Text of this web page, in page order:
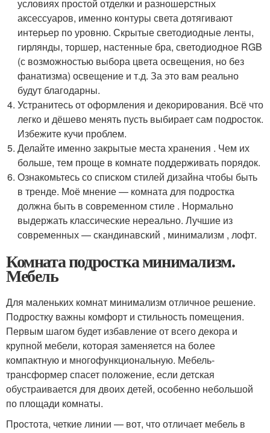
условиях простой отделки и разношерстных
аксессуаров, именно контуры света дотягивают
интерьер по уровню. Скрытые светодиодные ленты,
гирлянды, торшер, настенные бра, светодиодное RGB
(с возможностью выбора цвета освещения, но без
фанатизма) освещение и т.д. За это вам реально
будут благодарны.
Устранитесь от оформления и декорирования. Всё что
легко и дёшево менять пусть выбирает сам подросток.
Избежите кучи проблем.
Делайте именно закрытые места хранения . Чем их
больше, тем проще в комнате поддерживать порядок.
Ознакомьтесь со списком стилей дизайна чтобы быть
в тренде. Моё мнение — комната для подростка
должна быть в современном стиле . Нормально
выдержать классические нереально. Лучшие из
современных — скандинавский , минимализм , лофт.
Комната подростка минимализм.
Мебель
Для маленьких комнат минимализм отличное решение.
Подростку важны комфорт и стильность помещения.
Первым шагом будет избавление от всего декора и
крупной мебели, которая заменяется на более
компактную и многофункциональную. Мебель-
трансформер спасет положение, если детская
обустраивается для двоих детей, особенно небольшой
по площади комнаты.
Простота, четкие линии — вот, что отличает мебель в